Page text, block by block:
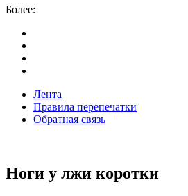
Более:
Лента
Правила перепечатки
Обратная связь
Ноги у лжи коротки